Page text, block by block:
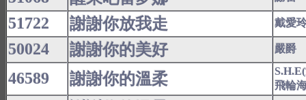
51722 謝謝你放我走 戴愛
50024 謝謝你的美好 嚴爵
46589 謝謝你的溫柔
飛輪